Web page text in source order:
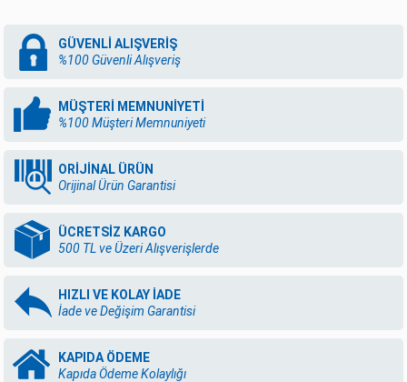
GÜVENLİ ALIŞVERİŞ
%100 Güvenli Alışveriş
MÜŞTERİ MEMNUNİYETİ
%100 Müşteri Memnuniyeti
ORİJİNAL ÜRÜN
Orijinal Ürün Garantisi
ÜCRETSİZ KARGO
500 TL ve Üzeri Alışverişlerde
HIZLI VE KOLAY İADE
İade ve Değişim Garantisi
KAPIDA ÖDEME
Kapıda Ödeme Kolaylığı